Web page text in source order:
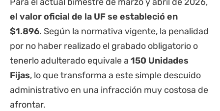
el valor oficial de la UF se estableció en
$1.896. Según la normativa vigente, la penalidad
por no haber realizado el grabado obligatorio o
tenerlo adulterado equivale a 150 Unidades
Fijas, lo que transforma a este simple descuido
administrativo en una infracción muy costosa de
afrontar.